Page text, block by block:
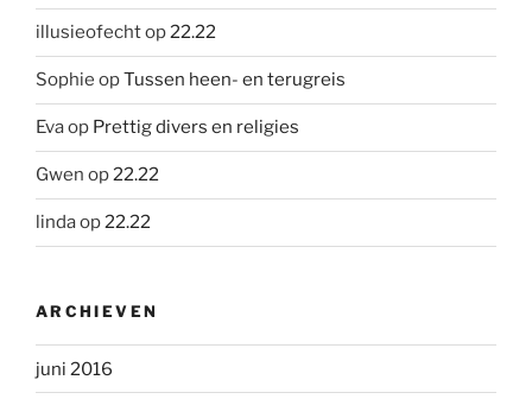
illusieofechtop22.22
Sophie opTussen heen- en terugreis
Evaop Prettig divers en religies
Gwen op22.22
lindaop22.22
ARCHIEVEN
juni 2016